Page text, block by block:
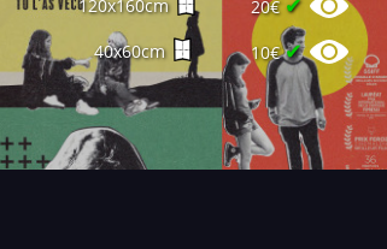
120x160cm 20€
40x60cm 10€✔